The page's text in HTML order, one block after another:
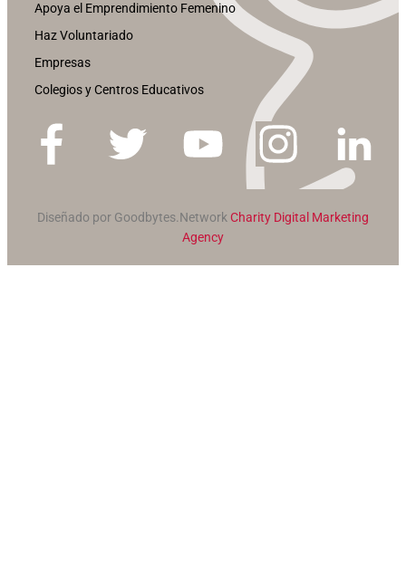
Apoya el Emprendimiento Femenino
Haz Voluntariado
Empresas
Colegios y Centros Educativos
Diseñado por Goodbytes.Network Charity Digital Marketing
Agency